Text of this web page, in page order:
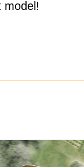
model!